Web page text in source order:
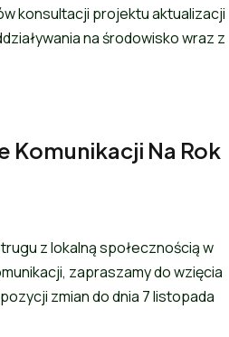
konsultacji projektu aktualizacji
na środowisko wraz z
Komunikacji Na Rok
z lokalną społecznością w
zapraszamy do wzięcia
zmian do dnia 7 listopada